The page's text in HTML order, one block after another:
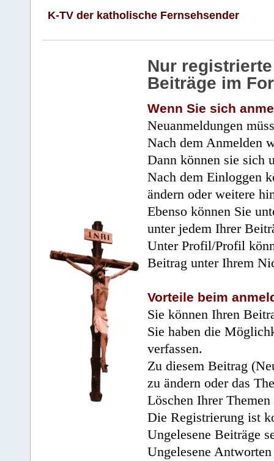
K-TV der katholische Fernsehsender
Nur
Beiträge im
Wenn Sie sich
Neuanmeldungen
Nach dem Anmelden
Dann können sie sich
Nach dem Einloggen
ändern oder weitere
Ebenso können Sie
unter jedem Ihrer
Unter Profil/Profil
Beitrag unter Ihrem
Vorteile beim
Sie können Ihren
Sie haben die
verfassen.
Zu diesem Beitrag
zu ändern oder das
Löschen Ihrer
Die Registrierung ist
Ungelesene Beiträge
Ungelesene